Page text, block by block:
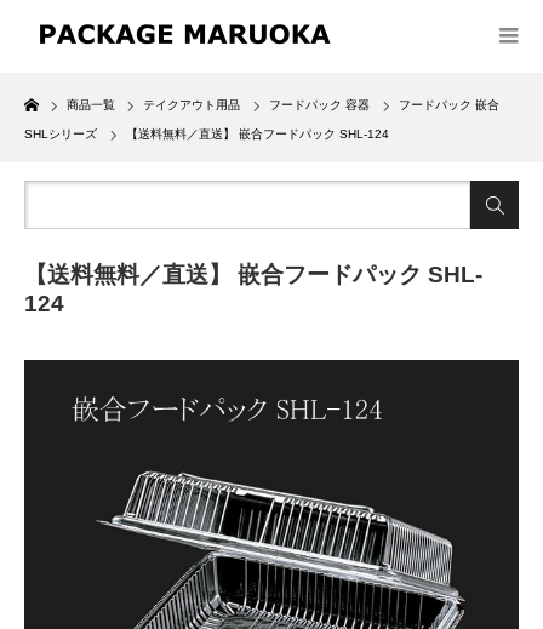
Home
商品一覧 テイクアウト用品 フードパック 容器 フードパック 嵌合
SHLシリーズ 【送料無料／直送】 嵌合フードパック SHL-124
【送料無料／直送】 嵌合フードパック SHL-
124